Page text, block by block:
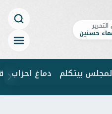
حسنين
بيتكلم دماغ احزاب